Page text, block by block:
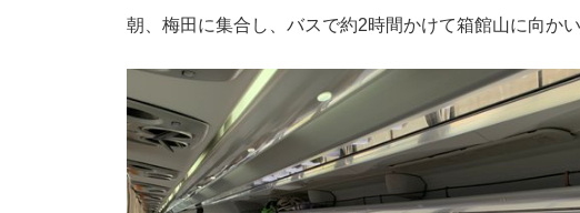
朝、梅田に集合し、バスで約2時間かけて箱館山に向かい